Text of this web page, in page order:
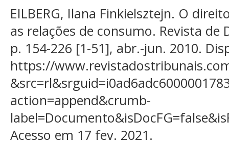
EILBERG, Ilana Finkielsztejn. O
as relações de consumo. Revista
p. 154-226 [1-51], abr.-jun. 2010.
https://
action=append&crumb-
Acesso em 17 fev. 2021.